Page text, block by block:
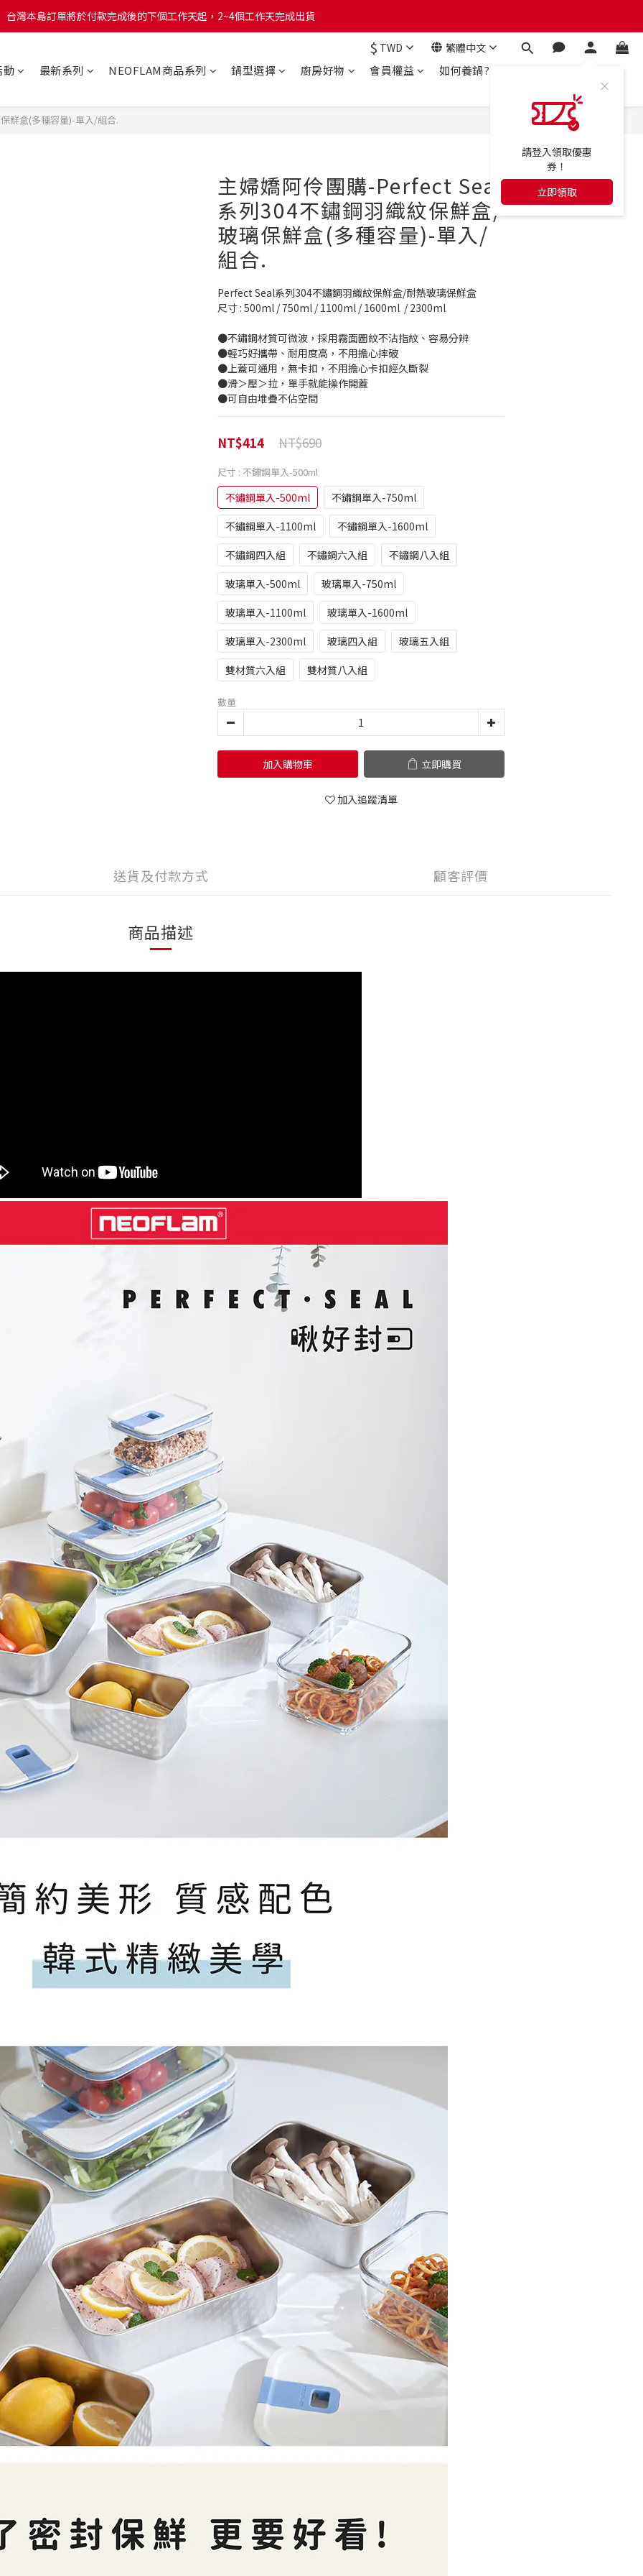
台灣本島訂單將於付款完成後的下個工作天起，2~4個工作天完成出貨
台灣本島訂單將於付款完成後的下個工作天起，2~4個工作天完成出貨
台灣本島訂單將於付款完成後的下個工作天起，2~4個工作天完成出貨
$ TWD 繁體中文
請登入領取優惠
券！
立即領取
動 最新系列 NEOFLAM商品系列 鍋型選擇 廚房好物 會員權益 如何養鍋?
鮮盒(多種容量)-單入/組合.
主婦嬌阿伶團購-Perfect Seal
系列304不鏽鋼羽織紋保鮮盒/
玻璃保鮮盒(多種容量)-單入/
組合.
Perfect Seal系列304不鏽鋼羽織紋保鮮盒/耐熱玻璃保鮮盒
尺寸 : 500ml / 750ml / 1100ml / 1600ml  / 2300ml
●不鏽鋼材質可微波，採用霧面圖紋不沾指紋、容易分辨
●輕巧好攜帶、耐用度高，不用擔心摔破
●上蓋可通用，無卡扣，不用擔心卡扣經久斷裂
●滑＞壓＞拉，單手就能操作開蓋
●可自由堆疊不佔空間
NT$690
NT$414
尺寸 : 不鏽鋼單入-500ml
不鏽鋼單入-500ml
不鏽鋼單入-750ml
不鏽鋼單入-1100ml
不鏽鋼單入-1600ml
不鏽鋼四入組
不鏽鋼六入組
不鏽鋼八入組
玻璃單入-500ml
玻璃單入-750ml
玻璃單入-1100ml
玻璃單入-1600ml
玻璃單入-2300ml
玻璃四入組
玻璃五入組
雙材質六入組
雙材質八入組
數量
加入購物車 立即購買
加入追蹤清單
送貨及付款方式 顧客評價
商品描述